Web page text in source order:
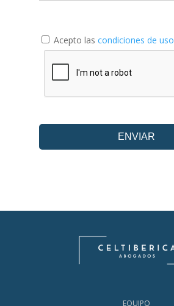
Acepto las condiciones de uso
EQUIPO